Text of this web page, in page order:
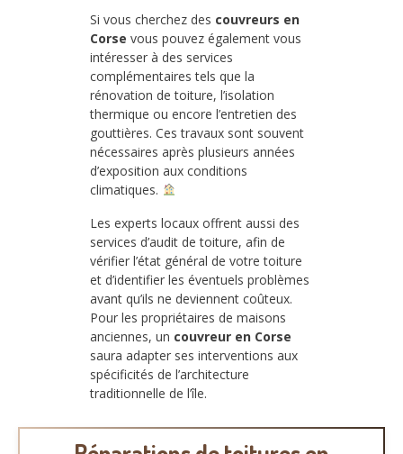
Si vous cherchez des couvreurs en
Corse vous pouvez également vous
intéresser à des services
complémentaires tels que la
rénovation de toiture, l’isolation
thermique ou encore l’entretien des
gouttières. Ces travaux sont souvent
nécessaires après plusieurs années
d’exposition aux conditions
climatiques.
Les experts locaux offrent aussi des
services d’audit de toiture, afin de
vérifier l’état général de votre toiture
et d’identifier les éventuels problèmes
avant qu’ils ne deviennent coûteux.
Pour les propriétaires de maisons
anciennes, un couvreur en Corse
saura adapter ses interventions aux
spécificités de l’architecture
traditionnelle de l’île.